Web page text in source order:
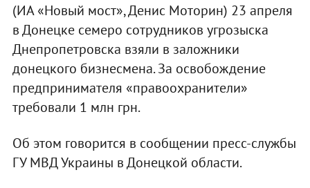
(ИА «Новый мост», Денис Моторин) 23 апреля
в Донецке семеро сотрудников угрозыска
Днепропетровска взяли в заложники
донецкого бизнесмена. За освобождение
предпринимателя «правоохранители»
требовали 1 млн грн.
Об этом говорится в сообщении пресс-службы
ГУ МВД Украины в Донецкой области.